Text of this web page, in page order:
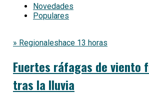
Novedades
Populares
» Regionaleshace 13 horas
Fuertes ráfagas de viento
tras la lluvia